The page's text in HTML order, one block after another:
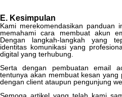
E. Kesimpulan
Kami merekomendasikan panduan
memahami cara membuat akun
Dengan
langkah-langkah yang
identitas komunikasi yang
digital yang terhubung
Serta
dengan pembuatan email
tentunya akan membuat kesan yang
dengan client ataupun pengunjung
Semoga artikel yang telah kami